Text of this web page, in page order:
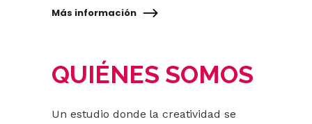
Más información
QUIÉNES SOMOS
Un estudio donde la creatividad se